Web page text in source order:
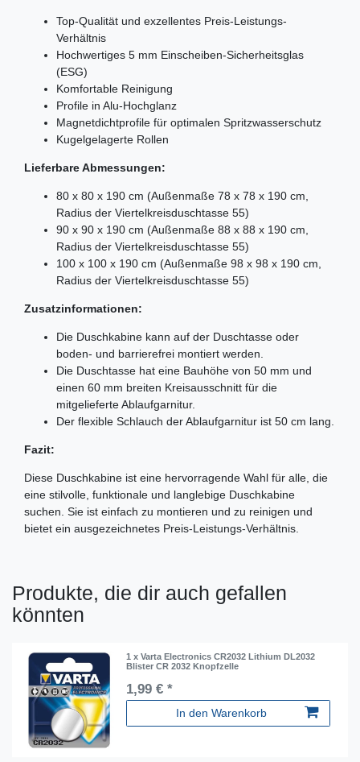
Top-Qualität und exzellentes Preis-Leistungs-
Verhältnis
Hochwertiges 5 mm Einscheiben-Sicherheitsglas
(ESG)
Komfortable Reinigung
Profile in Alu-Hochglanz
Magnetdichtprofile für optimalen Spritzwasserschutz
Kugelgelagerte Rollen
Lieferbare Abmessungen:
80 x 80 x 190 cm (Außenmaße 78 x 78 x 190 cm,
Radius der Viertelkreisduschtasse 55)
90 x 90 x 190 cm (Außenmaße 88 x 88 x 190 cm,
Radius der Viertelkreisduschtasse 55)
100 x 100 x 190 cm (Außenmaße 98 x 98 x 190 cm,
Radius der Viertelkreisduschtasse 55)
Zusatzinformationen:
Die Duschkabine kann auf der Duschtasse oder
boden- und barrierefrei montiert werden.
Die Duschtasse hat eine Bauhöhe von 50 mm und
einen 60 mm breiten Kreisausschnitt für die
mitgelieferte Ablaufgarnitur.
Der flexible Schlauch der Ablaufgarnitur ist 50 cm lang.
Fazit:
Diese Duschkabine ist eine hervorragende Wahl für alle, die
eine stilvolle, funktionale und langlebige Duschkabine
suchen. Sie ist einfach zu montieren und zu reinigen und
bietet ein ausgezeichnetes Preis-Leistungs-Verhältnis.
Produkte, die dir auch gefallen
könnten
1 x Varta Electronics CR2032 Lithium DL2032
Blister CR 2032 Knopfzelle
1,99 € *
In den Warenkorb